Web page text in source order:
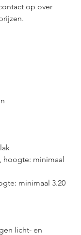
op over
hoogte: minimaal
minimaal 3.20
licht- en